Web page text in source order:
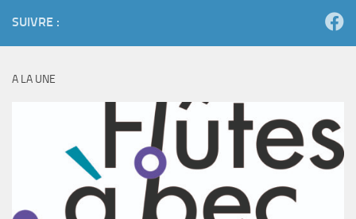
SUIVRE :
A LA UNE